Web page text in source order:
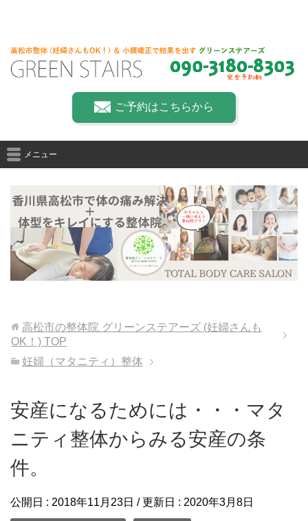
ご予約はこちらから
メニュー
高松市の整体院 グリーンステアーズ (妊婦さんも
OK！) TOP
妊婦（マタニティ）整体
安産になるためには・・・マタ
ニティ整体からみる安産の条
件。
公開日 : 2018年11月23日 / 更新日 : 2020年3月8日